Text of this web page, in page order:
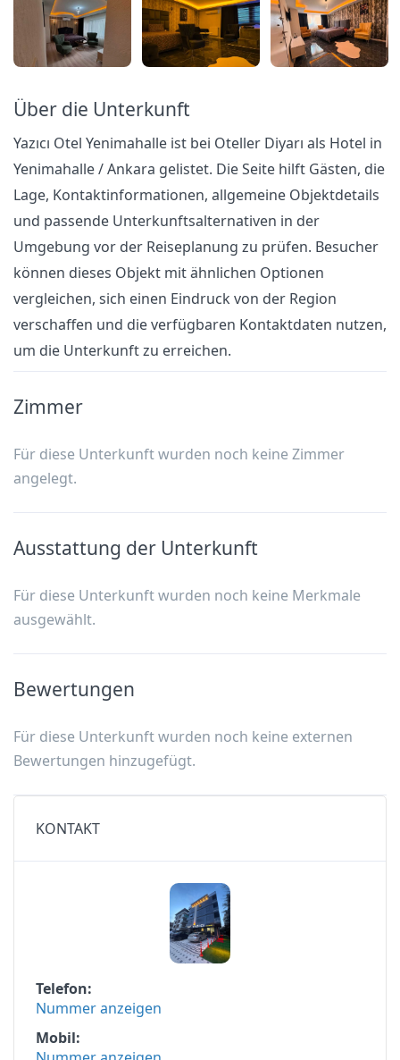
Über die Unterkunft
Yazıcı Otel Yenimahalle ist bei Oteller Diyarı als Hotel in
Yenimahalle / Ankara gelistet. Die Seite hilft Gästen, die
Lage, Kontaktinformationen, allgemeine Objektdetails
und passende Unterkunftsalternativen in der
Umgebung vor der Reiseplanung zu prüfen. Besucher
können dieses Objekt mit ähnlichen Optionen
vergleichen, sich einen Eindruck von der Region
verschaffen und die verfügbaren Kontaktdaten nutzen,
um die Unterkunft zu erreichen.
Zimmer
Für diese Unterkunft wurden noch keine Zimmer
angelegt.
Ausstattung der Unterkunft
Für diese Unterkunft wurden noch keine Merkmale
ausgewählt.
Bewertungen
Für diese Unterkunft wurden noch keine externen
Bewertungen hinzugefügt.
KONTAKT
Telefon
Nummer anzeigen
Mobil